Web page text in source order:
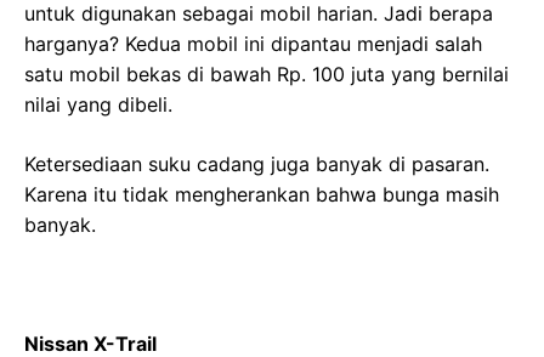
untuk digunakan sebagai mobil harian. Jadi berapa
harganya? Kedua mobil ini dipantau menjadi salah
satu mobil bekas di bawah Rp. 100 juta yang bernilai
nilai yang dibeli.
Ketersediaan suku cadang juga banyak di pasaran.
Karena itu tidak mengherankan bahwa bunga masih
banyak.
Nissan X-Trail